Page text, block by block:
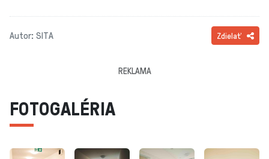
Autor: SITA Zdielať
REKLAMA
FOTOGALÉRIA